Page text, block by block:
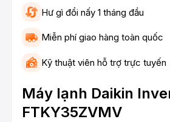
Hư gì đổi nấy 1 tháng đầu
Miễn phí giao hàng toàn quốc
Kỹ thuật viên hỗ trợ trực tuyến
Máy lạnh Daikin
FTKY35ZVMV